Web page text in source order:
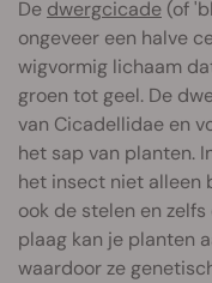
De dwergcicade (of
ongeveer een halve
wigvormig lichaam
groen tot geel. De
van Cicadellidae en
het sap van planten.
het insect niet alleen
ook de stelen en
plaag kan je planten
waardoor ze